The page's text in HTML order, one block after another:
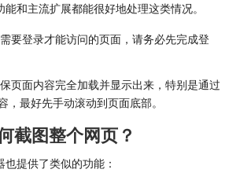
和主流扩展都能很好地处理这类情况。
要登录才能访问的页面，请务必先完成登
页面内容完全加载并显示出来，特别是通过
，最好先手动滚动到页面底部。
截图整个网页？
提供了类似的功能：